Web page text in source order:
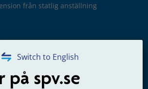
Switch to English
på spv.se
från statlig anställning